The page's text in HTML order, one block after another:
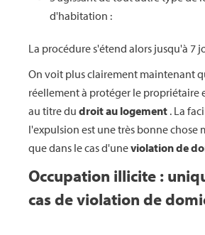
d'habitation :
La procédure s'étend alors jusqu'à 7
On voit plus clairement maintenant
réellement à protéger le propriétaire
au titre du droit au logement . La
l'expulsion est une très bonne chose
que dans le cas d'uneviolation de
Occupation illicite :
cas de violation de